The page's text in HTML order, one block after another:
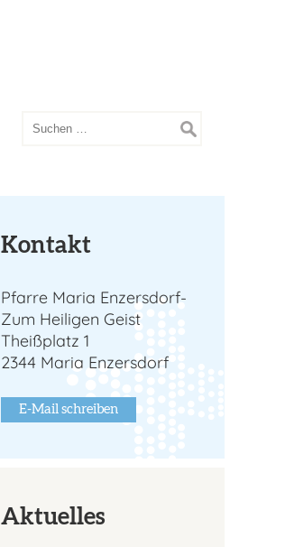
Suchen
Kontakt
Pfarre Maria Enzersdorf-
Zum Heiligen Geist
Theißplatz 1
2344 Maria Enzersdorf
E-Mail schreiben
Aktuelles